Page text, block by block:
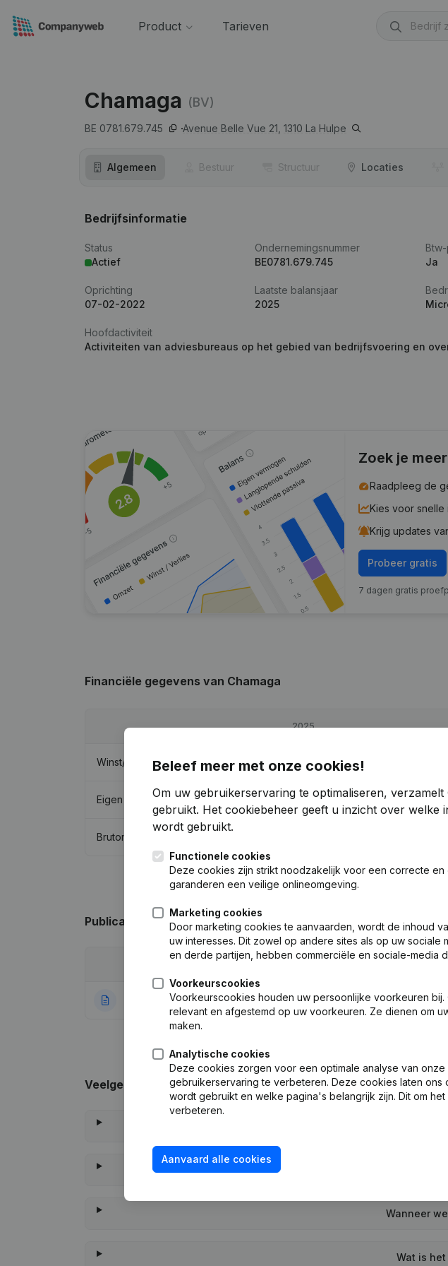
Product Tarieven
Chamaga (BV)
BE 0781.679.745 Avenue Belle Vue 21, 1310 La Hulpe
Algemeen Bestuur Structuur Locaties
Bedrijfsinformatie
Status
Actief
Ondernemingsnummer
BE0781.679.745
Ja
Oprichting
07-02-2022
Laatste balansjaar
2025
Hoofdactiviteit
Activiteiten van adviesbureaus op het gebied van bedrijfsvoering en
Zoek je
Raadpleeg de
Kies voor snelle
Krijg updates
Probeer gratis
7 dagen gratis
Financiële gegevens van Chamaga
2025
Winst/Verlies €-37.433 2,85%
Eigen vermogen €31.517 -54,29%
Brutomarge
Publicaties van Chamaga
Publicatie
09-02-2022 Rubriek Oprichting (Nieuwe Rechtspersoon,
Veelgestelde vragen
Wanneer
Wat is
Beleef meer met onze cookies!
Om uw gebruikerservaring te optimaliseren,
gebruikt. Het cookiebeheer geeft u inzicht over welke
wordt gebruikt.
Functionele cookies
Deze cookies zijn strikt noodzakelijk voor een correcte
garanderen een veilige onlineomgeving.
Marketing cookies
Door marketing cookies te aanvaarden, wordt de inhoud
uw interesses. Dit zowel op andere sites als op uw
en derde partijen, hebben commerciële en sociale-media
Voorkeurscookies
Voorkeurscookies houden uw persoonlijke voorkeuren
relevant en afgestemd op uw voorkeuren. Ze dienen om
maken.
Analytische cookies
Deze cookies zorgen voor een optimale analyse van
gebruikerservaring te verbeteren. Deze cookies laten
wordt gebruikt en welke pagina's belangrijk zijn. Dit om
verbeteren.
Aanvaard alle cookies